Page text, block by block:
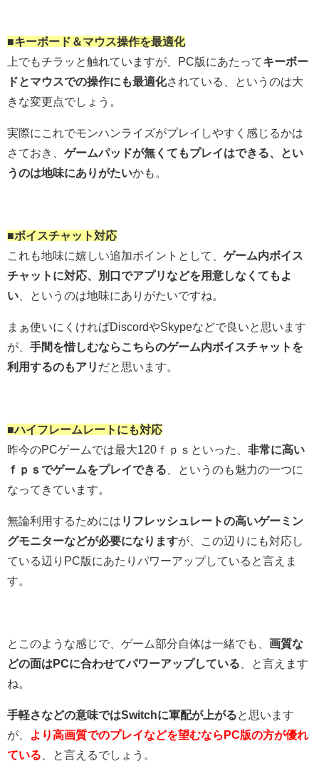
■キーボード＆マウス操作を最適化
上でもチラッと触れていますが、PC版にあたってキーボー
ドとマウスでの操作にも最適化されている、というのは大
きな変更点でしょう。
実際にこれでモンハンライズがプレイしやすく感じるかは
さておき、 ゲームパッドが無くてもプレイはできる、とい
うのは地味にありがたいかも。
■ボイスチャット対応
これも地味に嬉しい追加ポイントとして、 ゲーム内ボイス
チャットに対応、別口でアプリなどを用意しなくてもよ
い 、というのは地味にありがたいですね。
まぁ使いにくければDiscordやSkypeなどで良いと思います
が、 手間を惜しむならこちらのゲーム内ボイスチャットを
利用するのもアリ だと思います。
■ハイフレームレートにも対応
昨今のPCゲームでは最大120ｆｐｓといった、 非常に高い
ｆｐｓでゲームをプレイできる 、というのも魅力の一つに
なってきています。
無論利用するためには リフレッシュレートの高いゲーミン
グモニターなどが必要になりますが、この辺りにも対応し
ている辺りPC版にあたりパワーアップしていると言えま
す。
とこのような感じで、ゲーム部分自体は一緒でも、 画質な
どの面はPCに合わせてパワーアップしている 、と言えます
ね。
手軽さなどの意味ではSwitchに軍配が上がると思います
が、
より高画質でのプレイなどを望むならPC版の方が優れ
ている 、と言えるでしょう。